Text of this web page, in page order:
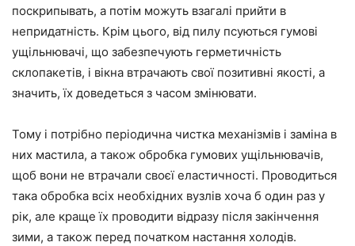
поскрипывать, а потім можуть взагалі прийти в
непридатність. Крім цього, від пилу псуються гумові
ущільнювачі, що забезпечують герметичність
склопакетів, і вікна втрачають свої позитивні якості, а
значить, їх доведеться з часом змінювати.
Тому і потрібно періодична чистка механізмів і заміна в
них мастила, а також обробка гумових ущільнювачів,
щоб вони не втрачали своєї еластичності. Проводиться
така обробка всіх необхідних вузлів хоча б один раз у
рік, але краще їх проводити відразу після закінчення
зими, а також перед початком настання холодів.